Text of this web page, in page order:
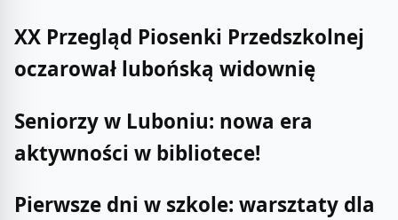
XX Przegląd Piosenki Przedszkolnej
oczarował lubońską widownię
Seniorzy w Luboniu: nowa era
aktywności w bibliotece!
Pierwsze dni w szkole: warsztaty dla